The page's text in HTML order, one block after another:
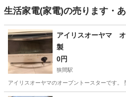
生活家電(家電)の売ります・
アイリスオーヤマ
製
0円
狭間駅
アイリスオーヤマのオーブントースターです